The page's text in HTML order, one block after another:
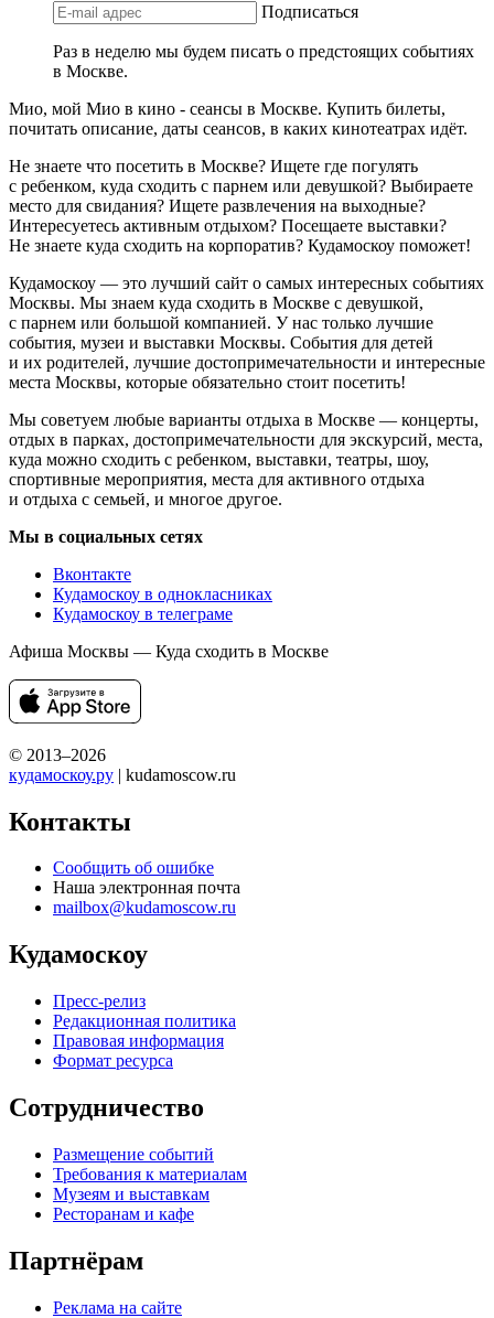
Подписаться
Раз в неделю мы будем писать о предстоящих событиях
в Москве.
Мио, мой Мио в кино - сеансы в Москве. Купить билеты,
почитать описание, даты сеансов, в каких кинотеатрах идёт.
Не знаете что посетить в Москве? Ищете где погулять
с ребенком, куда сходить с парнем или девушкой? Выбираете
место для свидания? Ищете развлечения на выходные?
Интересуетесь активным отдыхом? Посещаете выставки?
Не знаете куда сходить на корпоратив? Кудамоскоу поможет!
Кудамоскоу — это лучший сайт о самых интересных событиях
Москвы. Мы знаем куда сходить в Москве с девушкой,
с парнем или большой компанией. У нас только лучшие
события, музеи и выставки Москвы. События для детей
и их родителей, лучшие достопримечательности и интересные
места Москвы, которые обязательно стоит посетить!
Мы советуем любые варианты отдыха в Москве — концерты,
отдых в парках, достопримечательности для экскурсий, места,
куда можно сходить с ребенком, выставки, театры, шоу,
спортивные мероприятия, места для активного отдыха
и отдыха с семьей, и многое другое.
Мы в социальных сетях
Вконтакте
Кудамоскоу в однокласниках
Кудамоскоу в телеграме
Афиша Москвы — Куда сходить в Москве
© 2013–2026
кудамоскоу.ру | kudamoscow.ru
Контакты
Сообщить об ошибке
Наша электронная почта
mailbox@kudamoscow.ru
Кудамоскоу
Пресс-релиз
Редакционная политика
Правовая информация
Формат ресурса
Сотрудничество
Размещение событий
Требования к материалам
Музеям и выставкам
Ресторанам и кафе
Партнёрам
Реклама на сайте